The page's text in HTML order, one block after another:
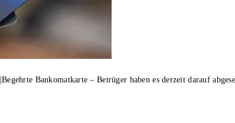
|Begehrte Bankomatkarte – Betrüger haben es derzeit darauf